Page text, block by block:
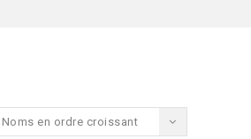
Noms en ordre croissant